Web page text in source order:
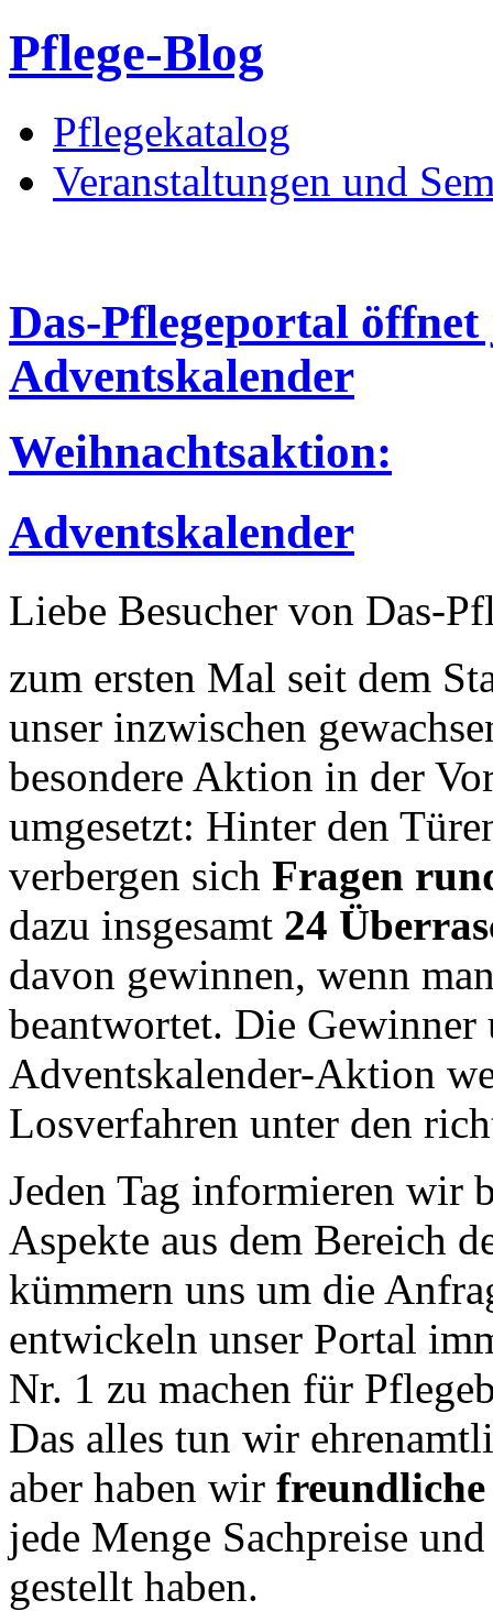
Pflege-Blog
Pflegekatalog
Veranstaltungen und
Das-Pflegeportal
Adventskalender
Weihnachtsaktion:
Adventskalender
Liebe Besucher von Das-
zum ersten Mal seit dem
unser inzwischen
besondere Aktion in der
umgesetzt: Hinter den
verbergen sich Fragen
dazu insgesamt 24
davon gewinnen, wenn
beantwortet. Die Gewinner
Adventskalender-Aktion
Losverfahren unter den
Jeden Tag informieren wir
Aspekte aus dem Bereich
kümmern uns um die
entwickeln unser Portal
Nr. 1 zu machen für
Das alles tun wir
aber haben wir
jede Menge Sachpreise
gestellt haben.